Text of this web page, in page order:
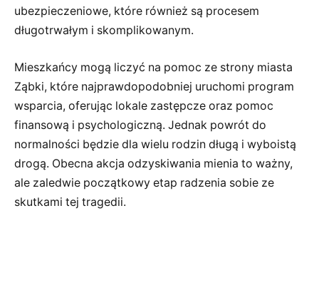
ubezpieczeniowe, które również są procesem
długotrwałym i skomplikowanym.
Mieszkańcy mogą liczyć na pomoc ze strony miasta
Ząbki, które najprawdopodobniej uruchomi program
wsparcia, oferując lokale zastępcze oraz pomoc
finansową i psychologiczną. Jednak powrót do
normalności będzie dla wielu rodzin długą i wyboistą
drogą. Obecna akcja odzyskiwania mienia to ważny,
ale zaledwie początkowy etap radzenia sobie ze
skutkami tej tragedii.